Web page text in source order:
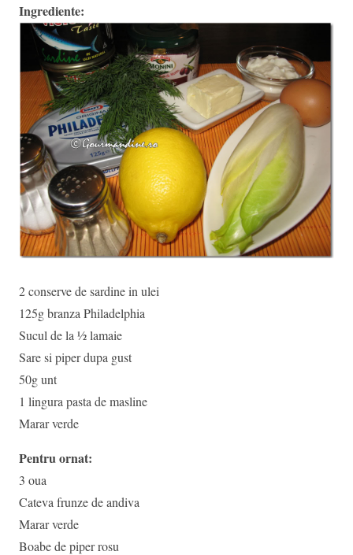
Ingrediente:
2 conserve de sardine in ulei
125g branza Philadelphia
Sucul de la ½ lamaie
Sare si piper dupa gust
50g unt
1 lingura pasta de masline
Marar verde
Pentru ornat:
3 oua
Cateva frunze de andiva
Marar verde
Boabe de piper rosu